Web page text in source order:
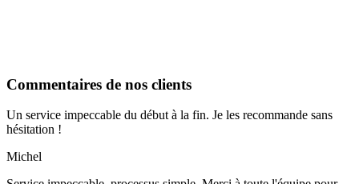
Commentaires de nos clients
Un service impeccable du début à la fin. Je les recommande sans
hésitation !
Michel